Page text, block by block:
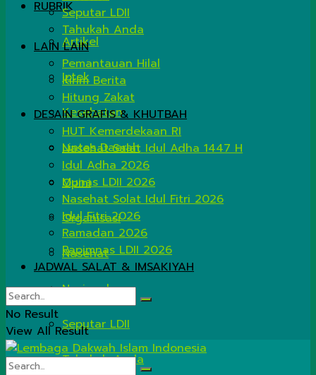
RUBRIK
Artikel
Iptek
Kesehatan
Lintas Daerah
Opini
Organisasi
Nasehat
Nasional
Seputar LDII
Tahukah Anda
Seputar LDII
Tahukah Anda
LAIN LAIN
Pemantauan Hilal
Kirim Berita
Hitung Zakat
DESAIN GRAFIS & KHUTBAH
HUT Kemerdekaan RI
Nasehat Salat Idul Adha 1447 H
Idul Adha 2026
Munas LDII 2026
Nasehat Solat Idul Fitri 2026
Idul Fitri 2026
Ramadan 2026
Rapimnas LDII 2026
JADWAL SALAT & IMSAKIYAH
No Result
View All Result